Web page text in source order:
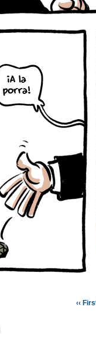
‹‹